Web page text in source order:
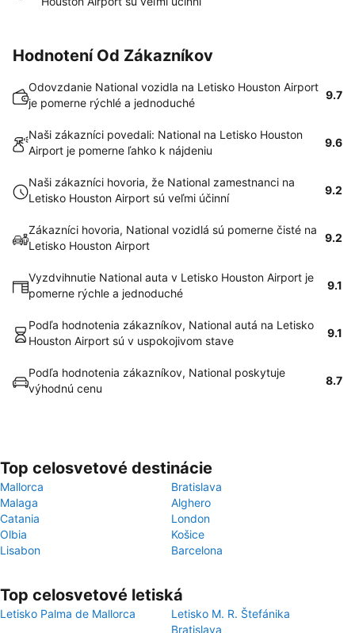
Hodnotení Od Zákazníkov
Odovzdanie National vozidla na Letisko Houston Airport
je pomerne rýchlé a jednoduché
9.7
Naši zákazníci povedali: National na Letisko Houston
Airport je pomerne ľahko k nájdeniu
9.6
Naši zákazníci hovoria, že National zamestnanci na
Letisko Houston Airport sú veľmi účinní
9.2
Zákazníci hovoria, National vozidlá sú pomerne čisté na
Letisko Houston Airport
9.2
Vyzdvihnutie National auta v Letisko Houston Airport je
pomerne rýchle a jednoduché
9.1
Podľa hodnotenia zákazníkov, National autá na Letisko
Houston Airport sú v uspokojivom stave
9.1
Podľa hodnotenia zákazníkov, National poskytuje
výhodnú cenu
8.7
Top celosvetové destinácie
Mallorca
Bratislava
Malaga
Alghero
Catania
London
Olbia
Košice
Lisabon
Barcelona
Top celosvetové letiská
Letisko Palma de Mallorca
Letisko M. R. Štefánika
Bratislava